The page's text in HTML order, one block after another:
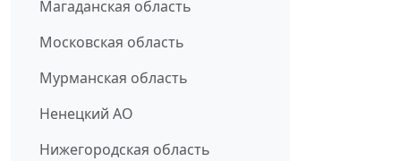
Магаданская область
Московская область
Мурманская область
Ненецкий АО
Нижегородская область